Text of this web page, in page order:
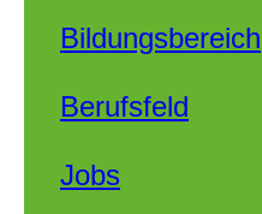
Bildungsbereich
Berufsfeld
Jobs